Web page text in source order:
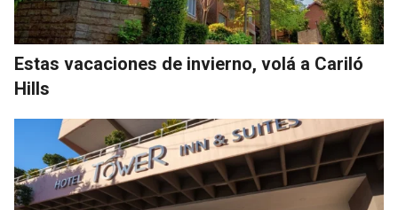
Estas vacaciones de invierno, volá a Cariló
Hills